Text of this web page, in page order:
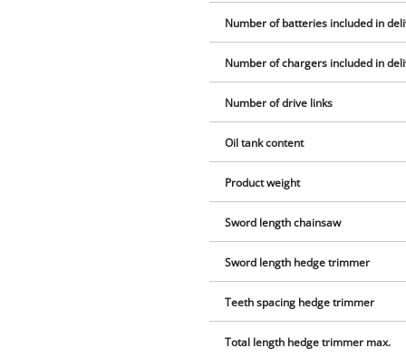
Number of batteries included in
Number of chargers included in
Number of drive links
Oil tank content
Product weight
Sword length chainsaw
Sword length hedge trimmer
Teeth spacing hedge trimmer
Total length hedge trimmer max.